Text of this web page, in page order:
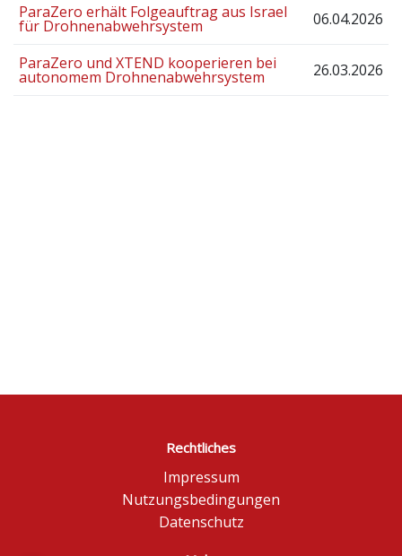
ParaZero erhält Folgeauftrag aus Israel
für Drohnenabwehrsystem 06.04.2026
ParaZero und XTEND kooperieren bei
autonomem Drohnenabwehrsystem 26.03.2026
Rechtliches
Impressum
Nutzungsbedingungen
Datenschutz